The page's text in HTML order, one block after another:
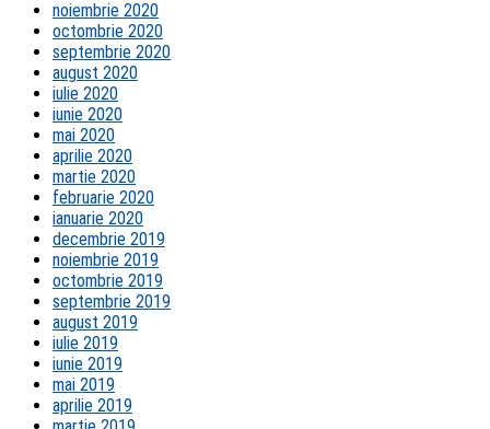
noiembrie 2020
octombrie 2020
septembrie 2020
august 2020
iulie 2020
iunie 2020
mai 2020
aprilie 2020
martie 2020
februarie 2020
ianuarie 2020
decembrie 2019
noiembrie 2019
octombrie 2019
septembrie 2019
august 2019
iulie 2019
iunie 2019
mai 2019
aprilie 2019